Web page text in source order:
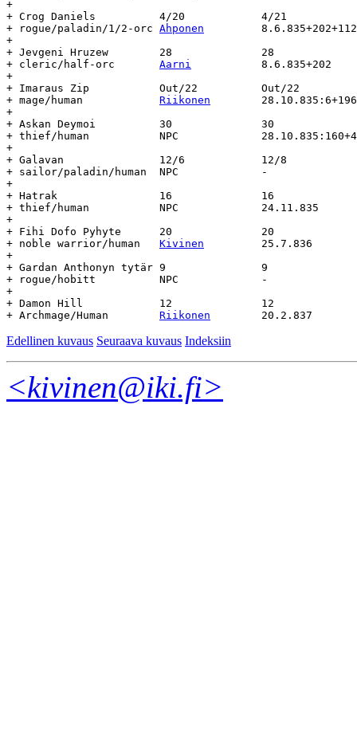
+
+ Crog Daniels		4/20		4/21
Ahponen
+
+ Jevgeni Hruzew	28		28
Aarni
+
+ Imaraus Zip		Out/22		Out/22
Riikonen
+
+ Askan Deymoi		30		30
+ thief/human		NPC		28.10.835:160+42-		-
+
+ Galavan		12/6		12/8
+ sailor/paladin/human	NPC		-		-		-
+
+ Hatrak		16		16
+ thief/human		NPC		24.11.835	-		-
+
+ Fihi Dofo Pyhyte	20		20
Kivinen
+
+ Gardan Anthonyn tytär	9		9
+ rogue/hobitt		NPC		-		-		-
+
+ Damon Hill		12		12
Riikonen
Edellinen kuvaus Seuraava kuvaus Indeksiin
<kivinen@iki.fi>